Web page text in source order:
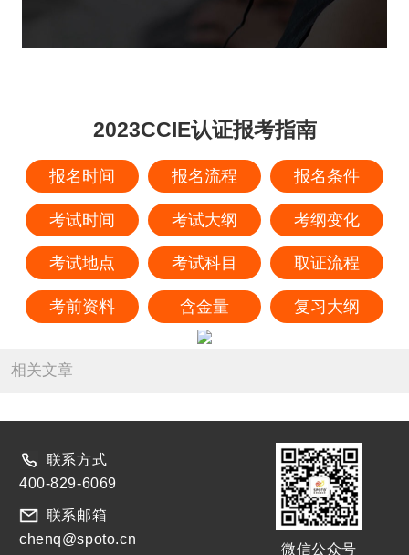
2023CCIE认证报考指南
报名时间 报名流程 报名条件
考试时间 考试大纲 考纲变化
考试地点 考试科目 取证流程
考前资料 含金量 复习大纲
相关文章
联系方式
400-829-6069
联系邮箱
chenq@spoto.cn
微信公众号